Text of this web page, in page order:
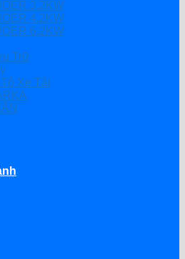
3.2KW
4.2KW
6.2KW
Trữ
Xe Tải